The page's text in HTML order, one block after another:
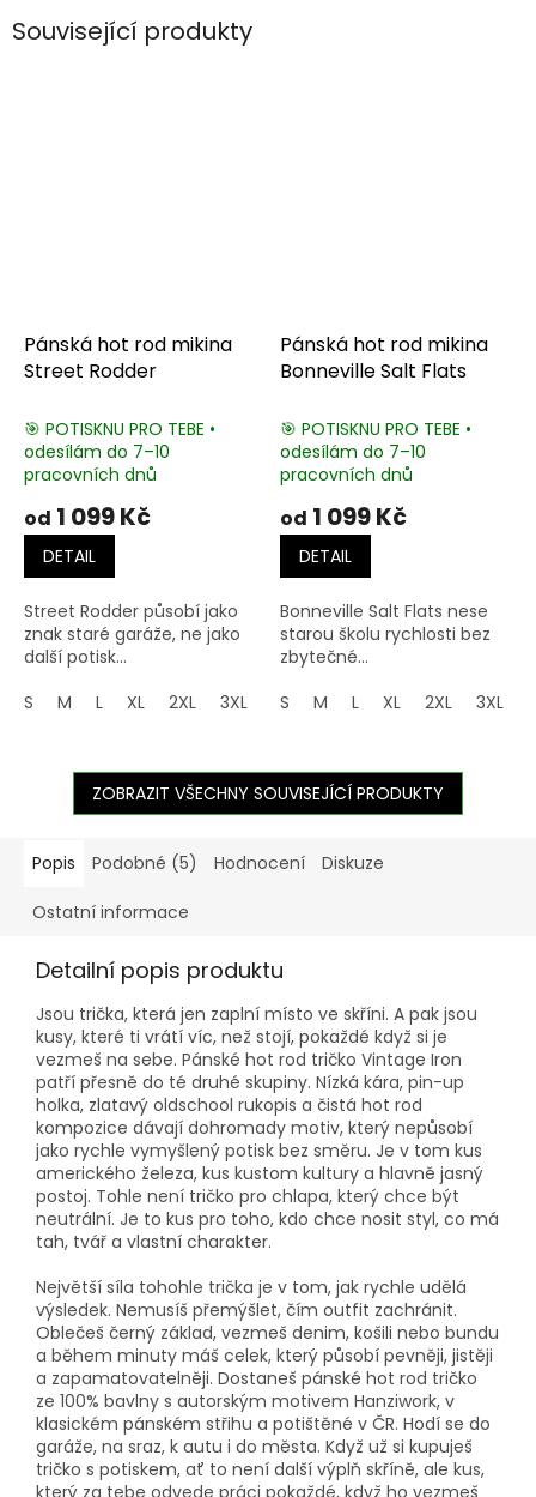
Související produkty
Pánská hot rod mikina
Street Rodder
🎯 POTISKNU PRO TEBE •
odesílám do 7–10
pracovních dnů
od 1 099 Kč
DETAIL
Street Rodder působí jako
znak staré garáže, ne jako
další potisk...
S
M L XL 2XL 3XL 4XL 5XL
Pánská hot rod mikina
Bonneville Salt Flats
🎯 POTISKNU PRO TEBE •
odesílám do 7–10
pracovních dnů
od 1 099 Kč
DETAIL
Bonneville Salt Flats nese
starou školu rychlosti bez
zbytečné...
S
M L XL 2XL 3XL
ZOBRAZIT VŠECHNY SOUVISEJÍCÍ PRODUKTY
Popis Podobné (5) Hodnocení Diskuze
Ostatní informace
Detailní popis produktu
Jsou trička, která jen zaplní místo ve skříni. A pak jsou
kusy, které ti vrátí víc, než stojí, pokaždé když si je
vezmeš na sebe. Pánské hot rod tričko Vintage Iron
patří přesně do té druhé skupiny. Nízká kára, pin-up
holka, zlatavý oldschool rukopis a čistá hot rod
kompozice dávají dohromady motiv, který nepůsobí
jako rychle vymyšlený potisk bez směru. Je v tom kus
amerického železa, kus kustom kultury a hlavně jasný
postoj. Tohle není tričko pro chlapa, který chce být
neutrální. Je to kus pro toho, kdo chce nosit styl, co má
tah, tvář a vlastní charakter.
Největší síla tohohle trička je v tom, jak rychle udělá
výsledek. Nemusíš přemýšlet, čím outfit zachránit.
Oblečeš černý základ, vezmeš denim, košili nebo bundu
a během minuty máš celek, který působí pevněji, jistěji
a zapamatovatelněji. Dostaneš pánské hot rod tričko
ze 100% bavlny s autorským motivem Hanziwork, v
klasickém pánském střihu a potištěné v ČR. Hodí se do
garáže, na sraz, k autu i do města. Když už si kupuješ
tričko s potiskem, ať to není další výplň skříně, ale kus,
který za tebe odvede práci pokaždé, když ho vezmeš